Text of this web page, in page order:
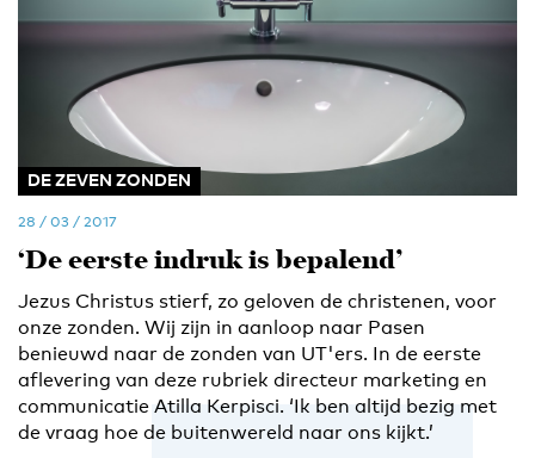
DE ZEVEN ZONDEN
28 / 03 / 2017
‘De eerste indruk is bepalend’
Jezus Christus stierf, zo geloven de christenen, voor
onze zonden. Wij zijn in aanloop naar Pasen
benieuwd naar de zonden van UT'ers. In de eerste
aflevering van deze rubriek directeur marketing en
communicatie Atilla Kerpisci. ‘Ik ben altijd bezig met
de vraag hoe de buitenwereld naar ons kijkt.’